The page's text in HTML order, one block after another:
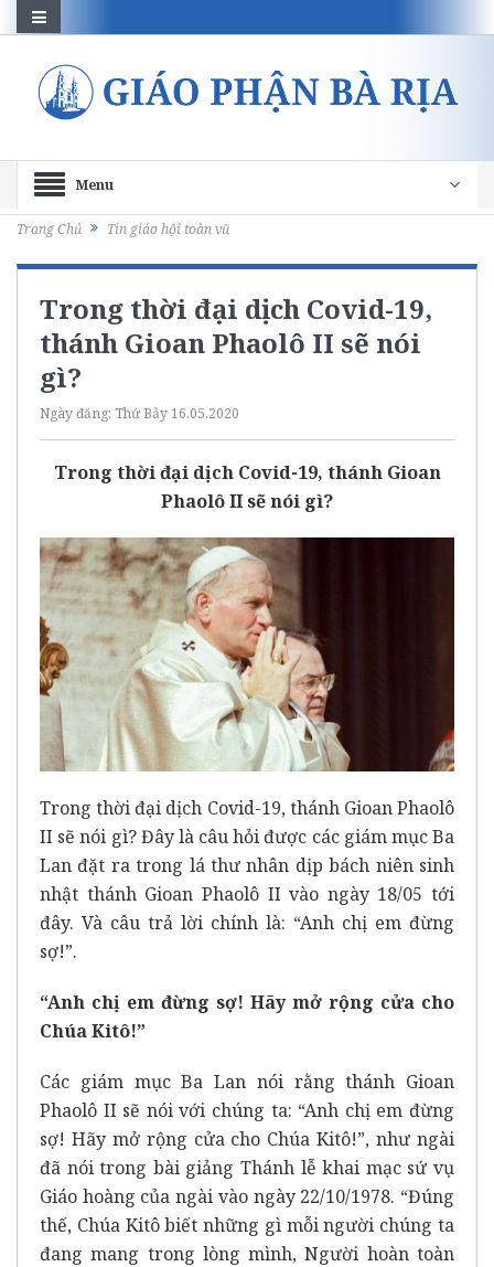
Menu
Trang Chủ Tin giáo hội toàn vũ
Trong thời đại dịch Covid-19,
thánh Gioan Phaolô II sẽ nói
gì?
Ngày đăng: Thứ Bảy 16.05.2020
Trong thời đại dịch Covid-19, thánh Gioan
Phaolô II sẽ nói gì?
Trong thời đại dịch Covid-19, thánh Gioan Phaolô
II sẽ nói gì? Đây là câu hỏi được các giám mục Ba
Lan đặt ra trong lá thư nhân dịp bách niên sinh
nhật thánh Gioan Phaolô II vào ngày 18/05 tới
đây. Và câu trả lời chính là: “Anh chị em đừng
sợ!”.
“Anh chị em đừng sợ! Hãy mở rộng cửa cho
Chúa Kitô!”
Các giám mục Ba Lan nói rằng thánh Gioan
Phaolô II sẽ nói với chúng ta: “Anh chị em đừng
sợ! Hãy mở rộng cửa cho Chúa Kitô!”, như ngài
đã nói trong bài giảng Thánh lễ khai mạc sứ vụ
Giáo hoàng của ngài vào ngày 22/10/1978. “Đúng
thế, Chúa Kitô biết những gì mỗi người chúng ta
đang mang trong lòng mình, Người hoàn toàn